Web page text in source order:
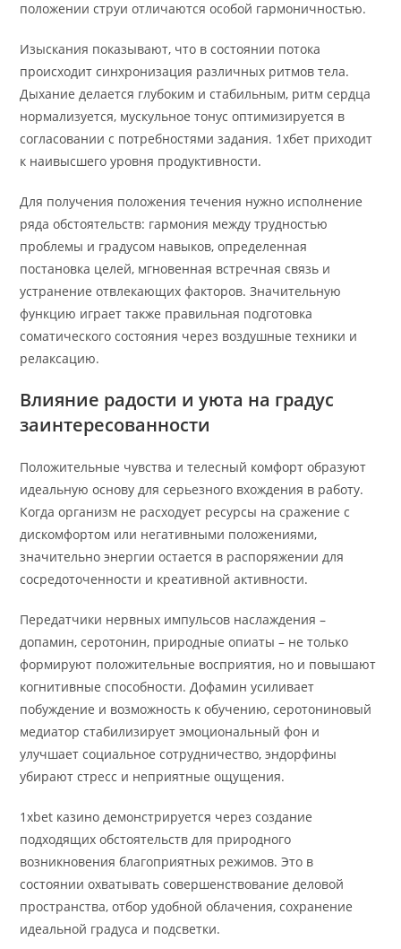
положении струи отличаются особой гармоничностью.
Изыскания показывают, что в состоянии потока
происходит синхронизация различных ритмов тела.
Дыхание делается глубоким и стабильным, ритм сердца
нормализуется, мускульное тонус оптимизируется в
согласовании с потребностями задания. 1хбет приходит
к наивысшего уровня продуктивности.
Для получения положения течения нужно исполнение
ряда обстоятельств: гармония между трудностью
проблемы и градусом навыков, определенная
постановка целей, мгновенная встречная связь и
устранение отвлекающих факторов. Значительную
функцию играет также правильная подготовка
соматического состояния через воздушные техники и
релаксацию.
Влияние радости и уюта на градус
заинтересованности
Положительные чувства и телесный комфорт образуют
идеальную основу для серьезного вхождения в работу.
Когда организм не расходует ресурсы на сражение с
дискомфортом или негативными положениями,
значительно энергии остается в распоряжении для
сосредоточенности и креативной активности.
Передатчики нервных импульсов наслаждения –
допамин, серотонин, природные опиаты – не только
формируют положительные восприятия, но и повышают
когнитивные способности. Дофамин усиливает
побуждение и возможность к обучению, серотониновый
медиатор стабилизирует эмоциональный фон и
улучшает социальное сотрудничество, эндорфины
убирают стресс и неприятные ощущения.
1xbet казино демонстрируется через создание
подходящих обстоятельств для природного
возникновения благоприятных режимов. Это в
состоянии охватывать совершенствование деловой
пространства, отбор удобной облачения, сохранение
идеальной градуса и подсветки.